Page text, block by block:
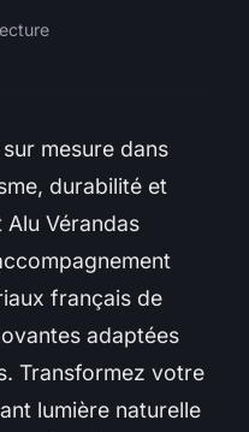
mesure dans
durabilité et
Vérandas
français de
adaptées
Transformez votre
lumière naturelle